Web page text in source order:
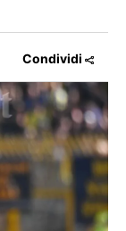
Condividi